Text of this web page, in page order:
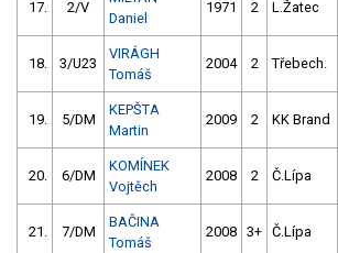
17. 2/V
Daniel
1971 2 L.Žatec
18. 3/U23
VIRÁGH
Tomáš
2004 2 Třebech.
19. 5/DM
KEPŠTA
Martin
2009 2 KK Brand
20. 6/DM
KOMÍNEK
Vojtěch
2008 2 Č.Lípa
21. 7/DM
BAČINA
Tomáš
2008 3+ Č.Lípa